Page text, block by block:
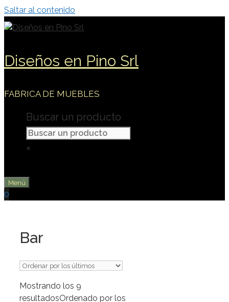
Saltar al contenido
Diseños en Pino Srl
FABRICA DE MUEBLES
Buscar un producto
×
Menú
0
Bar
Mostrando los 9
resultadosOrdenado por los